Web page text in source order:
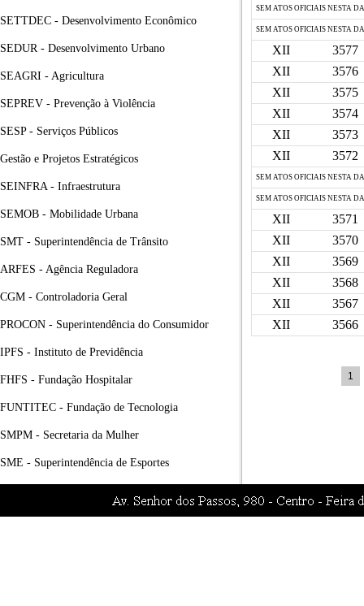
SETTDEC - Desenvolvimento Econômico
SEDUR - Desenvolvimento Urbano
SEAGRI - Agricultura
SEPREV - Prevenção à Violência
SESP - Serviços Públicos
Gestão e Projetos Estratégicos
SEINFRA - Infraestrutura
SEMOB - Mobilidade Urbana
SMT - Superintendência de Trânsito
ARFES - Agência Reguladora
CGM - Controladoria Geral
PROCON - Superintendência do Consumidor
IPFS - Instituto de Previdência
FHFS - Fundação Hospitalar
FUNTITEC - Fundação de Tecnologia
SMPM - Secretaria da Mulher
SME - Superintendência de Esportes
SEM ATOS OFICIAIS NESTA
SEM ATOS OFICIAIS NESTA
XII
3577
XII
3576
XII
3575
XII
3574
XII
3573
XII
3572
SEM ATOS OFICIAIS NESTA
SEM ATOS OFICIAIS NESTA
XII
3571
XII
3570
XII
3569
XII
3568
XII
3567
XII
3566
1